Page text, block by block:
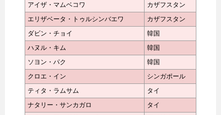
アイザ・マムベコワ
カザフスタン
エリザベータ・トゥルシンバエワ
カザフスタン
ダビン・チョイ
韓国
ハヌル・キム
韓国
ソヨン・パク
韓国
クロエ・イン
シンガポール
ティタ・ラムサム
タイ
ナタリー・サンカガロ
タイ